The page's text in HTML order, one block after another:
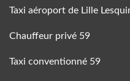
Taxi aéroport de Lille
Chauffeur privé 59
Taxi conventionné 59